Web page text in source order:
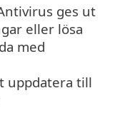
ges ut
eller lösa
med
uppdatera till